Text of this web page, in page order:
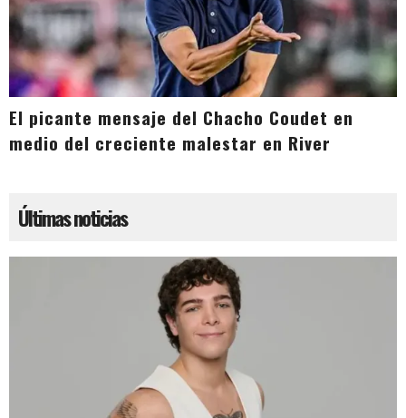
El picante mensaje del Chacho Coudet en
medio del creciente malestar en River
Últimas noticias